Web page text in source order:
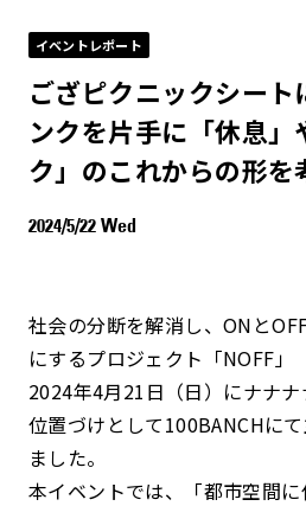
イベントレポート
ござピクニックシート
ンクを片手に「休息」
ク」のこれからの形を
2024/5/22 Wed
社会の分断を解消し、ONと
にするプロジェクト「NOFF」
2024年4月21日（日）にナナ
位置づけとして100BANCHに
ました。
本イベントでは、「都市空間